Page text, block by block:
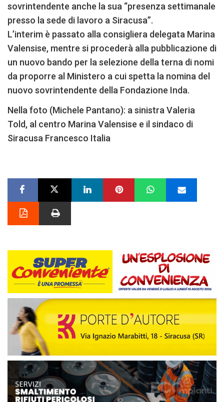
sovrintendente anche la sua “presenza settimanale
presso la sede di lavoro a Siracusa”.
L’interim è passato alla consigliera delegata Marina
Valensise, mentre si procederà alla pubblicazione di
un nuovo bando per la selezione della terna di nomi
da proporre al Ministero a cui spetta la nomina del
nuovo sovrintendente della Fondazione Inda.
Nella foto (Michele Pantano): a sinistra Valeria
Told, al centro Marina Valensise e il sindaco di
Siracusa Francesco Italia